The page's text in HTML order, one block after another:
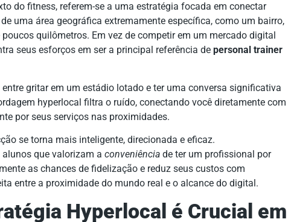
do fitness, referem-se a uma estratégia focada em conectar
uma área geográfica extremamente específica, como um bairro,
quilômetros. Em vez de competir em um mercado digital
seus esforços em ser a principal referência de personal trainer
gritar em um estádio lotado e ter uma conversa significativa
hyperlocal filtra o ruído, conectando você diretamente com
por seus serviços nas proximidades.
se torna mais inteligente, direcionada e eficaz.
que valorizam a conveniência de ter um profissional por
as chances de fidelização e reduz seus custos com
entre a proximidade do mundo real e o alcance do digital.
Hyperlocal é Crucial em